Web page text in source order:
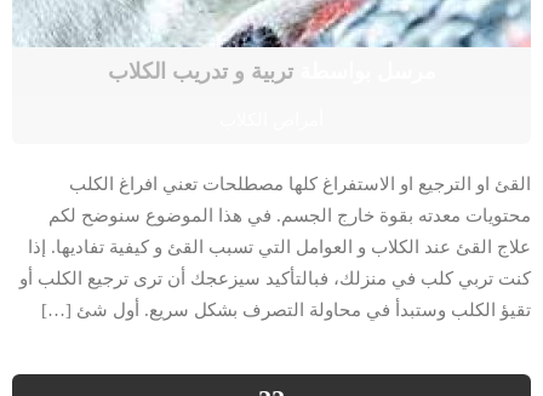
مرسل بواسطةتربية و تدريب الكلاب
القئ او الترجيع او الاستفراغ كلها مصطلحات تعني افراغ الكلب
محتويات معدته بقوة خارج الجسم. في هذا الموضوع سنوضح لكم
علاج القئ عند الكلاب و العوامل التي تسبب القئ و كيفية تفاديها. إذا
كنت تربي كلب في منزلك، فبالتأكيد سيزعجك أن ترى ترجيع الكلب أو
تقيؤ الكلب وستبدأ في محاولة التصرف بشكل سريع. أول شئ […]